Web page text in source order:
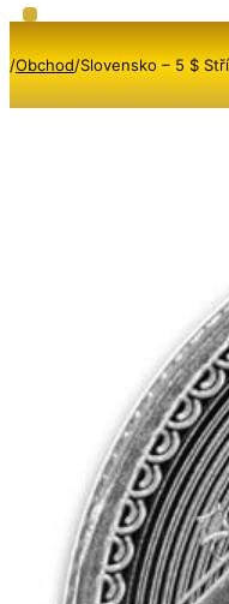
/Obchod/Slovensko – 5 $